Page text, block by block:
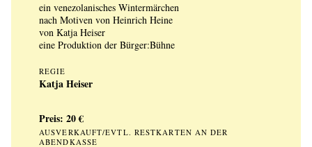
ein venezolanisches Wintermärchen
nach Motiven von Heinrich Heine
von Katja Heiser
eine Produktion der Bürger:Bühne
REGIE
Katja Heiser
Preis: 20 €
AUSVERKAUFT/EVTL. RESTKARTEN AN DER
ABENDKASSE